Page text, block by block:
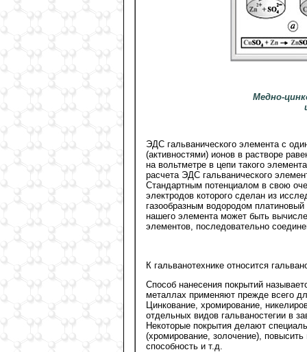
Медно-
ЭДС гальванического элемента с
(активностями) ионов в растворе
на вольтметре в цепи такого
расчета ЭДС гальванического
Стандартным потенциалом в свою
электродов которого сделан из
газообразным водородом
нашего элемента может быть
элементов, последовательно
К гальванотехнике относится
Способ нанесения покрытий
металлах применяют прежде всего
Цинкование, хромирование,
отдельных видов гальваностегии в
Некоторые покрытия делают
(хромирование, золочение),
способность и т.д.